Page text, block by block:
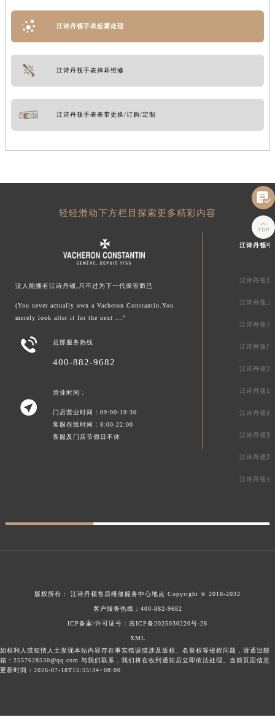
江诗丹顿手表起雾处理
江诗丹顿手表摔坏维修
江诗丹顿手表表带更换/订购/定制
轻轻滑动下方栏目探索更多精彩内容
没人能拥有江诗丹顿,只不过为下一代保管而已
(You never actually own a Vacheron Constantin.You
merely look after it for the next ...”
 总部服务热线
400-882-9682

营业时间：
门店营业时间：09:00-19:30
客服在线时间：8:00-22:00
客服及门店节假日不休
江诗丹顿中
江诗丹顿北
江诗丹顿上
江诗丹顿天
江诗丹顿广
江诗丹顿深
江诗丹顿成
江诗丹顿南
江诗丹顿重
江诗丹顿郑
江诗丹顿长
版权所有： 江诗丹顿售后维修服务中心地点 Copyright © 2018-2032
客户服务热线： 400-882-9682
ICP备案/许可证号：吉ICP备2025030220号-28
XML
如权利人或知情人士发现本站内容存在事实错误或涉及版权、名誉权等侵权问题，请通过邮
箱：2557628530@qq.com 与我们联系，我们将在收到通知后立即依法处理。当前页面信息
更新时间：2026-07-18T15:55:34+08:00

